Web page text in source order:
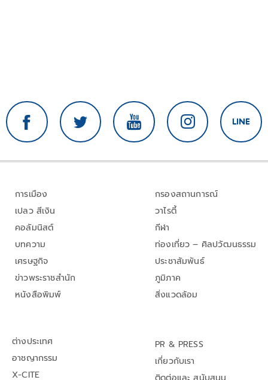
การเมือง
เปลว สีเงิน
คอลัมนิสต์
บทความ
เศรษฐกิจ
ข่าวพระราชสำนัก
หนังสือพิมพ์
กรองสถานการณ์
วาไรตี้
กีฬา
ท่องเที่ยว – ศิลปวัฒนธรรม
ประชาสัมพันธ์
ภูมิภาค
สิ่งแวดล้อม
ต่างประเทศ
อาชญากรรม
X-CITE
PR & PRESS
เกี่ยวกับเรา